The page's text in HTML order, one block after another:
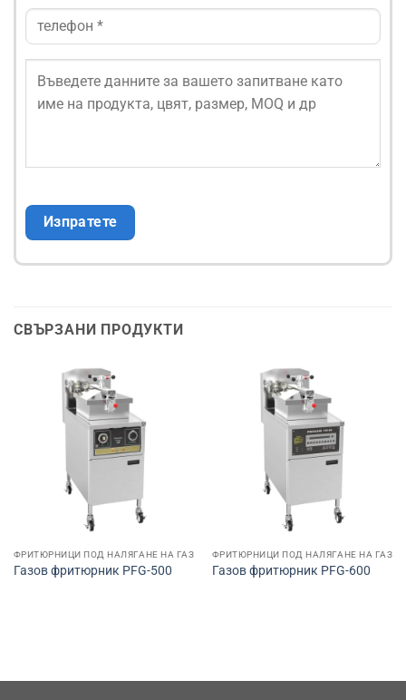
СВЪРЗАНИ ПРОДУКТИ
ФРИТЮРНИЦИ ПОД НАЛЯГАНЕ НА ГАЗ
Газов фритюрник PFG-500
ФРИТЮРНИЦИ ПОД НАЛЯГАНЕ НА ГАЗ
Газов фритюрник PFG-600